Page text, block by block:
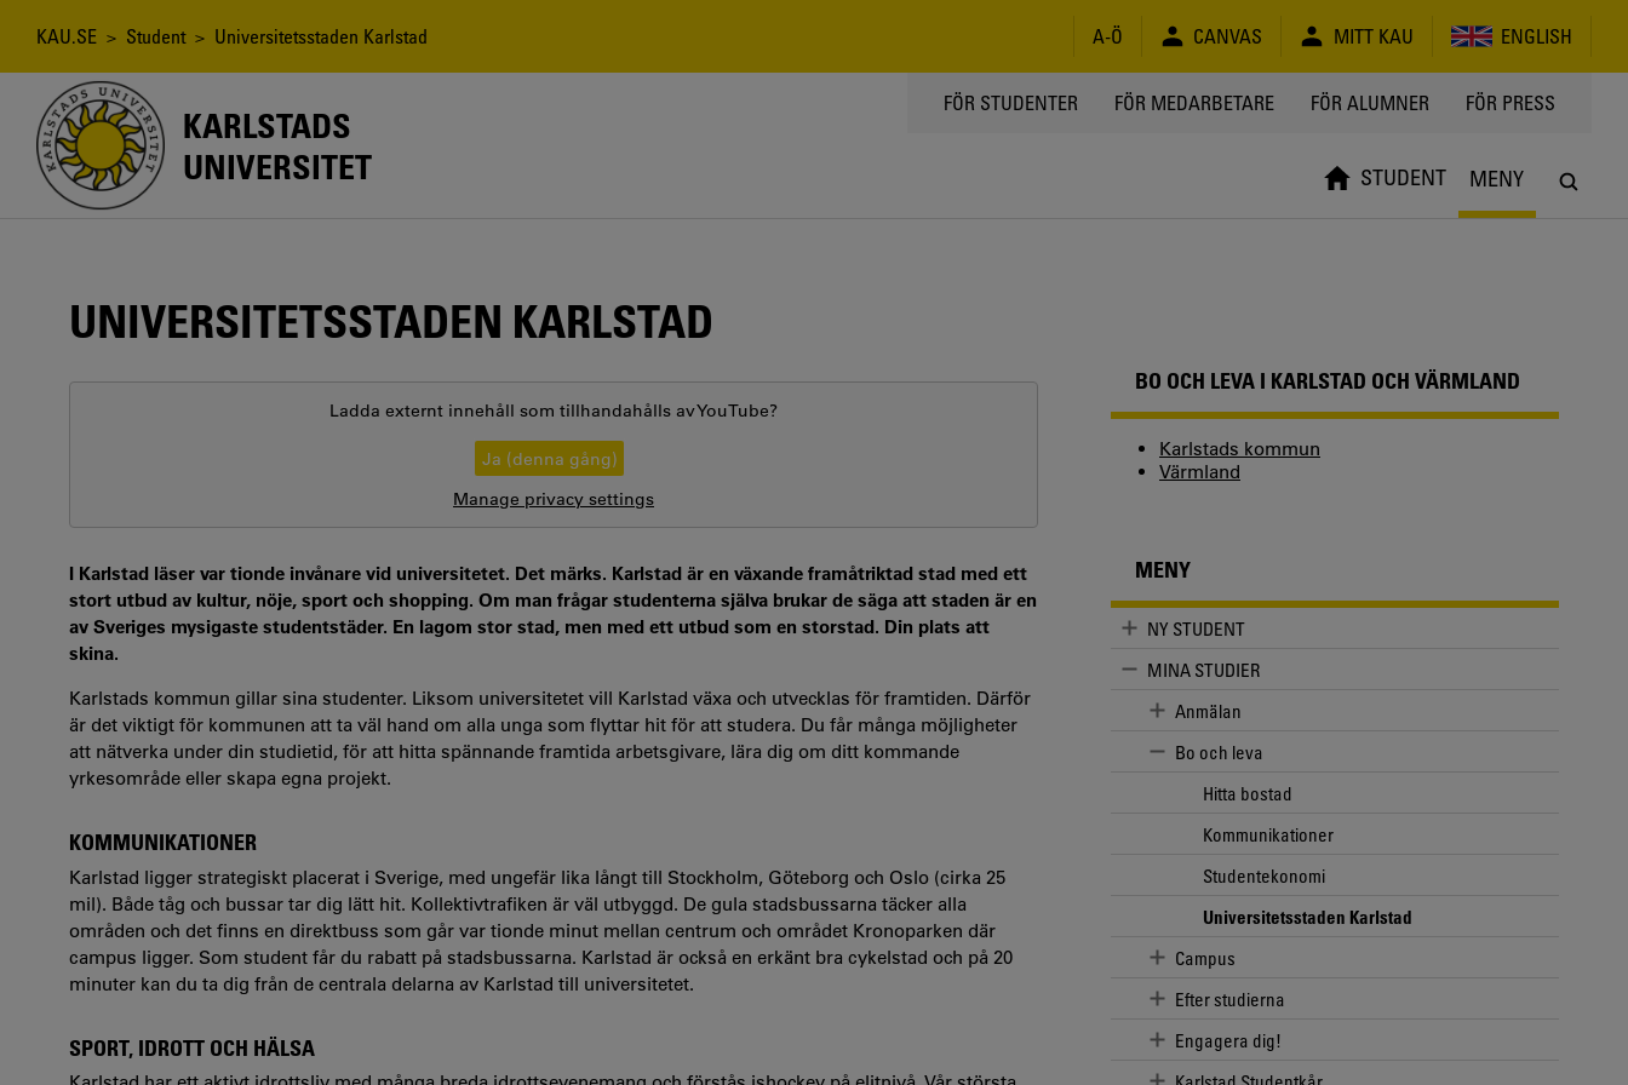
Länkstig
KAU.SE > Student > Universitetsstaden Karlstad A-Ö CANVAS MITT KAU ENGLISH
KARLSTADS
UNIVERSITET
TOPPMENY
FÖR STUDENTER FÖR MEDARBETARE FÖR ALUMNER FÖR PRESS
STUDENT MENY
UNIVERSITETSSTADEN KARLSTAD
Ladda externt innehåll som tillhandahålls avYouTube?
Ja (denna gång)
Manage privacy settings
I Karlstad läser var tionde invånare vid universitetet. Det märks. Karlstad är en växande framåtriktad stad med ett
stort utbud av kultur, nöje, sport och shopping. Om man frågar studenterna själva brukar de säga att staden är en
av Sveriges mysigaste studentstäder. En lagom stor stad, men med ett utbud som en storstad. Din plats att
skina.
Karlstads kommun gillar sina studenter. Liksom universitetet vill Karlstad växa och utvecklas för framtiden. Därför
är det viktigt för kommunen att ta väl hand om alla unga som flyttar hit för att studera. Du får många möjligheter
att nätverka under din studietid, för att hitta spännande framtida arbetsgivare, lära dig om ditt kommande
yrkesområde eller skapa egna projekt.
KOMMUNIKATIONER
Karlstad ligger strategiskt placerat i Sverige, med ungefär lika långt till Stockholm, Göteborg och Oslo (cirka 25
mil). Både tåg och bussar tar dig lätt hit. Kollektivtrafiken är väl utbyggd. De gula stadsbussarna täcker alla
områden och det finns en direktbuss som går var tionde minut mellan centrum och området Kronoparken där
campus ligger. Som student får du rabatt på stadsbussarna. Karlstad är också en erkänt bra cykelstad och på 20
minuter kan du ta dig från de centrala delarna av Karlstad till universitetet.
SPORT, IDROTT OCH HÄLSA
BO OCH LEVA I KARLSTAD OCH VÄRMLAND
Karlstads kommun
Värmland
MENY
NY STUDENT
MINA STUDIER
Anmälan
Bo och leva
Hitta bostad
Kommunikationer
Studentekonomi
Universitetsstaden Karlstad
Campus
Efter studierna
Engagera dig!